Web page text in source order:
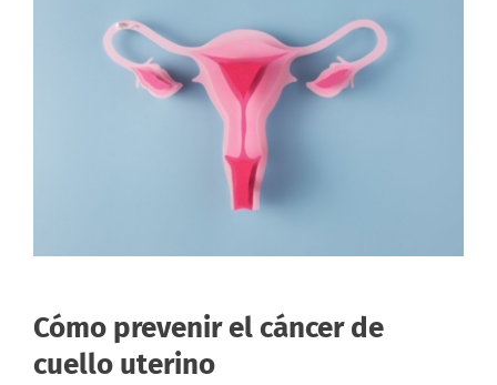
Cómo prevenir el cáncer de
cuello uterino